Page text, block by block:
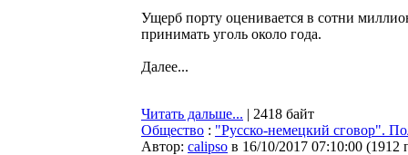
Ущерб порту оценивается в сотни
принимать уголь около года.
Далее...
Читать дальше... | 2418 байт
Общество : "Русско-немецкий сговор".
Автор: calipso в 16/10/2017 07:10:00 (1912